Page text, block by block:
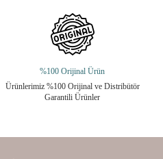
%100 Orijinal Ürün
Ürünlerimiz %100 Orijinal ve Distribütör
Garantili Ürünler